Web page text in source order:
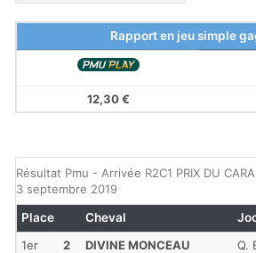
Rapport en jeu simple
12,30 €
Résultat Pmu - Arrivée R2C1 PRIX DU
3 septembre 2019
1er 2 DIVINE MONCEAU Q.
Place Cheval